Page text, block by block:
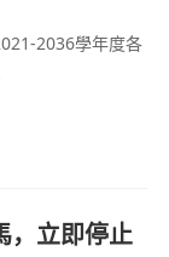
2036學年度各
，立即停止